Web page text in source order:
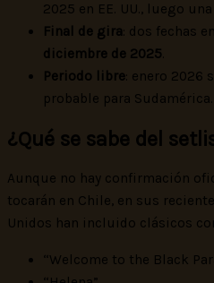
2025 en EE. UU., luego
Final de gira: dos fechas
diciembre de 2025.
Periodo libre: enero 2026
probable para Sudamérica.
¿Qué se sabe del
Aunque no hay confirmación
tocarán en Chile, en sus
Unidos han incluido clásicos
“Welcome to the Black